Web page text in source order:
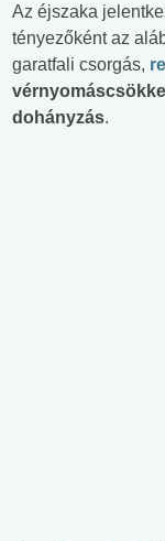
Az éjszaka
tényezőként az
garatfali csorgás,
dohányzás.